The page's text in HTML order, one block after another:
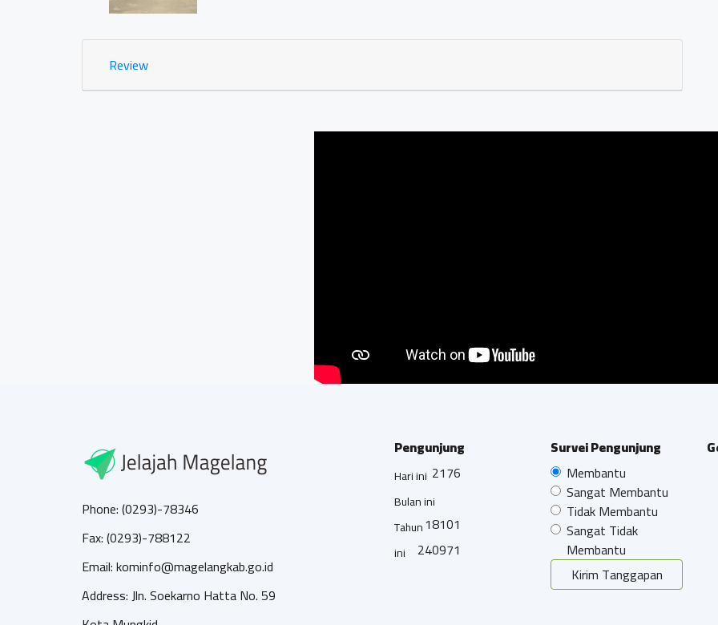
Review
Phone: (0293)-78346
Fax: (0293)-788122
Email: kominfo@magelangkab.go.id
Address: Jln. Soekarno Hatta No. 59
Pengunjung
Hari ini 2176
Bulan ini
18101
Tahun
ini
240971
Survei Pengunjung
Membantu
Sangat Membantu
Tidak Membantu
Sangat Tidak
Membantu
Kirim Tanggapan